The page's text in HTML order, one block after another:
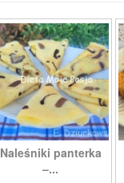
Naleśniki panterka
–...